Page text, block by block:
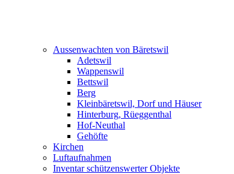
Aussenwachten von Bäretswil
Adetswil
Wappenswil
Bettswil
Berg
Kleinbäretswil, Dorf und Häuser
Hinterburg, Rüeggenthal
Hof-Neuthal
Gehöfte
Kirchen
Luftaufnahmen
Inventar schützenswerter Objekte